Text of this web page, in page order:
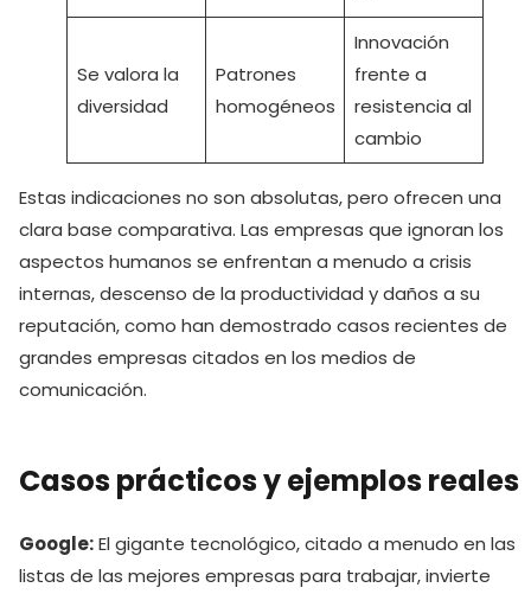
Se valora la
diversidad
Patrones
homogéneos
Innovación
frente a
resistencia al
cambio
Estas indicaciones no son absolutas, pero ofrecen una
clara base comparativa. Las empresas que ignoran los
aspectos humanos se enfrentan a menudo a crisis
internas, descenso de la productividad y daños a su
reputación, como han demostrado casos recientes de
grandes empresas citados en los medios de
comunicación.
Casos prácticos y ejemplos reales
Google:El gigante tecnológico, citado a menudo en las
listas de las mejores empresas para trabajar, invierte